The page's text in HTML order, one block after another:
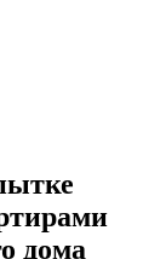
дома